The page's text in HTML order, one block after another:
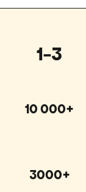
1-3
10 000+
3000+